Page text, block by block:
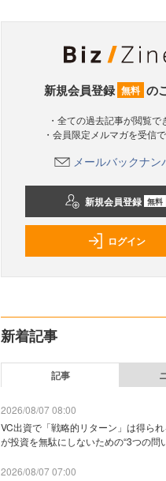
新規会員登録 無料 の
・全ての過去記事が閲覧で
・会員限定メルマガを受信
メールバックナン
新規会員登録 無料
ログイン
新着記事
記事
2026/08/07 08:00
VC出資で「戦略的リターン」は得ら
が投資を無駄にしないための“3つの問
2026/08/07 07:00